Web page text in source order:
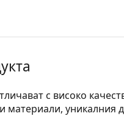
с високо
материали, уникалния